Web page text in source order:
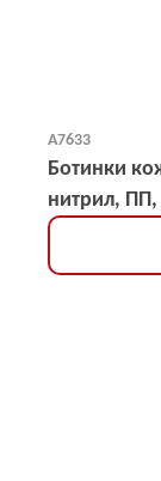
А7633
Ботинки
нитрил, ПП,